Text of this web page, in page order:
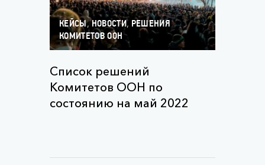
КЕЙСЫ,НОВОСТИ, РЕШЕНИЯ
КОМИТЕТОВ ООН
Список решений
Комитетов ООН по
состоянию на май 2022